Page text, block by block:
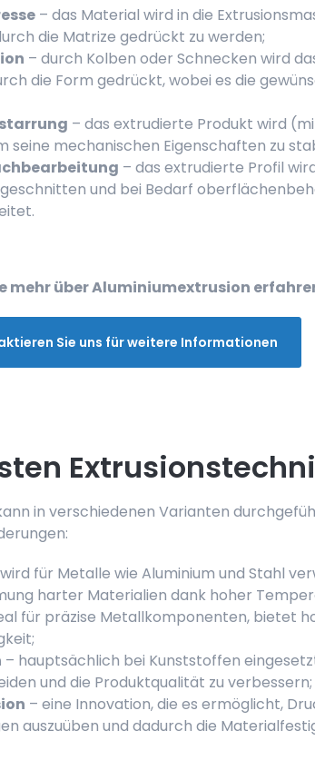
– das Material wird in die
die Matrize gedrückt zu werden;
– durch Kolben oder Schnecken wird
die Form gedrückt, wobei es die
– das extrudierte Produkt wird
seine mechanischen Eigenschaften zu
– das extrudierte Profil
und bei Bedarf
mehr über Aluminiumextrusion
Sie uns für weitere Informationen
in verschiedenen Varianten
für Metalle wie Aluminium und Stahl
harter Materialien dank hoher
für präzise Metallkomponenten, bietet
– hauptsächlich bei Kunststoffen
und die Produktqualität zu verbessern;
– eine Innovation, die es ermöglicht,
auszuüben und dadurch die